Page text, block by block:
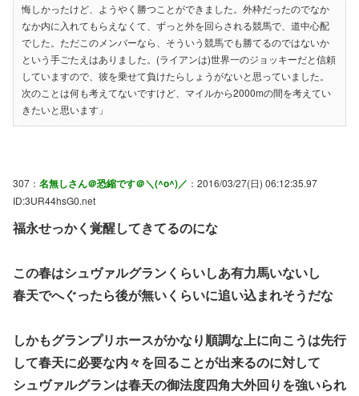
悔しかったけど、ようやく勝つことができました。外枠だったのでなか
なか内に入れてもらえなくて、ずっと外を回らされる競馬で、道中心配
でした。ただこのメンバーなら、そういう競馬でも勝てるのではないか
という手ごたえはありました。(ライアンは)世界一のジョッキーだと信頼
していますので、彼を乗せて負けたらしょうがないと思っていました。
次のことは何も考えてないですけど、マイルから2000mの間を考えてい
きたいと思います」
307： 名無しさん＠恐縮です＠＼(^o^)／ ：2016/03/27(日) 06:12:35.97
ID:3UR44hsG0.net
福永せっかく覚醒してきてるのにな
この春はシュヴァルグランくらいしあ有力馬いないし
春天でへぐったら後が無いくらいに追い込まれそうだな
しかもグランプリホースがかなり順調な上に向こうは先行
して春天に必要な内々を回ることが出来るのに対して
シュヴァルグランは春天の御法度四角大外回りを強いられ